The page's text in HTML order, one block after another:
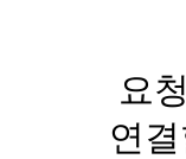
요
연